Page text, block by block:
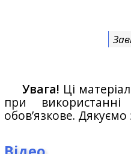
Увага! Ці
при
обов’язкове.